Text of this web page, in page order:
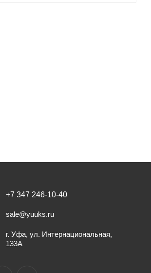
+7 347 246-10-40
sale@yuuks.ru
г. Уфа, ул. Интернациональная,
133А